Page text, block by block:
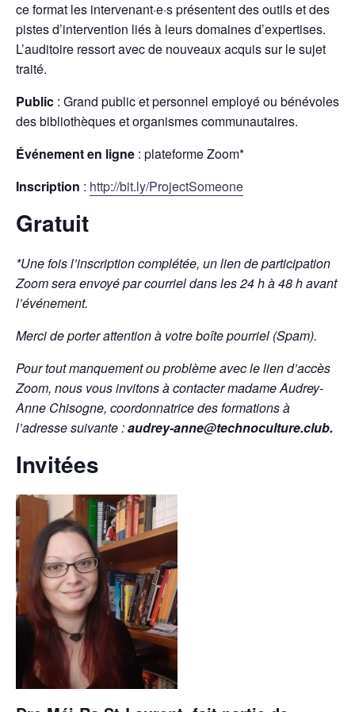
ce format les intervenant·e·s présentent des outils et des
pistes d’intervention liés à leurs domaines d’expertises.
L’auditoire ressort avec de nouveaux acquis sur le sujet
traité.
Public : Grand public et personnel employé ou bénévoles
des bibliothèques et organismes communautaires.
Événement en ligne : plateforme Zoom*
Inscription : http://bit.ly/ProjectSomeone
Gratuit
*Une fois l’inscription complétée, un lien de participation
Zoom sera envoyé par courriel dans les 24 h à 48 h avant
l’événement.
Merci de porter attention à votre boîte pourriel (Spam).
Pour tout manquement ou problème avec le lien d’accès
Zoom, nous vous invitons à contacter madame Audrey-
Anne Chisogne, coordonnatrice des formations à
l’adresse suivante :audrey-anne@technoculture.club.
Invitées